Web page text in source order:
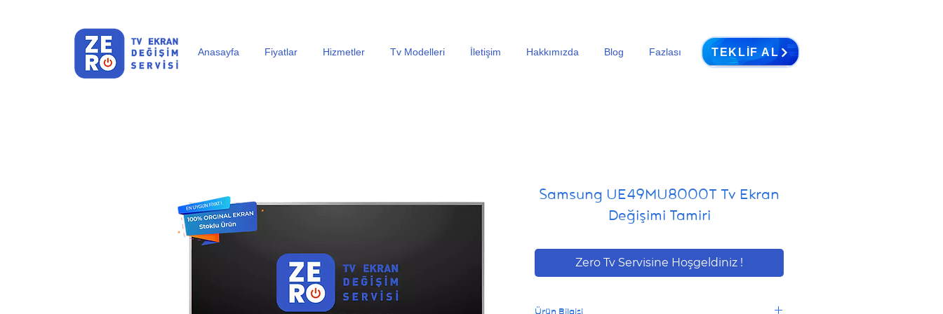
TEKLIF AL
Anasayfa Fiyatlar Hizmetler Tv Modelleri İletişim Hakkımızda Blog Fazlası
Samsung UE49MU8000T Tv Ekran
Değişimi Tamiri
Zero Tv Servisine Hoşgeldiniz !